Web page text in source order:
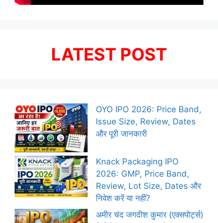
LATEST POST
OYO IPO 2026: Price Band,
Issue Size, Review, Dates
और पूरी जानकारी
Knack Packaging IPO
2026: GMP, Price Band,
Review, Lot Size, Dates और
निवेश करें या नहीं?
अमीर चंद जगदीश कुमार (एक्सपोर्ट्स)